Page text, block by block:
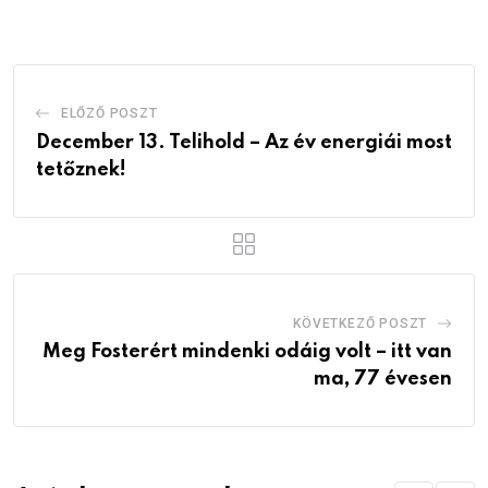
ELŐZŐ POSZT
December 13. Telihold – Az év energiái most
tetőznek!
KÖVETKEZŐ POSZT
Meg Fosterért mindenki odáig volt – itt van
ma, 77 évesen